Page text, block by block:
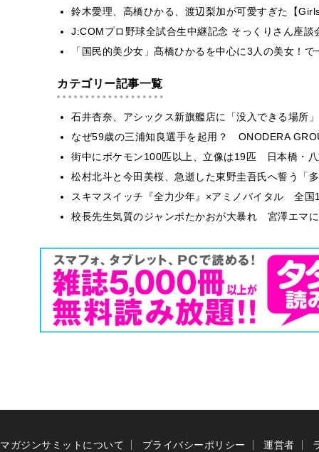
鈴木愛理、高橋ひかる、渡辺梨加が可愛すぎた【
J:COMプロ野球全試合生中継記念 そっくりさん座
「国民的美少女」髙橋ひかるを中心に3人の美女！
カテゴリー記事一覧
石井杏奈、アシックス新旗艦店に「没入できる場所
なぜ59歳の三浦知良選手を起用？ ONODERA
街中にポケモン100匹以上、立像は19匹 日本橋・
松村北斗と今田美桜、急逝した東野圭吾氏へ誓う「
スキマスイッチ『全力少年』×アミノバイタル 全国
校長先生気質のジャンボたかおが大暴れ 宮澤エマ
マガジンサミットについて プライバシーポリシー 運営者